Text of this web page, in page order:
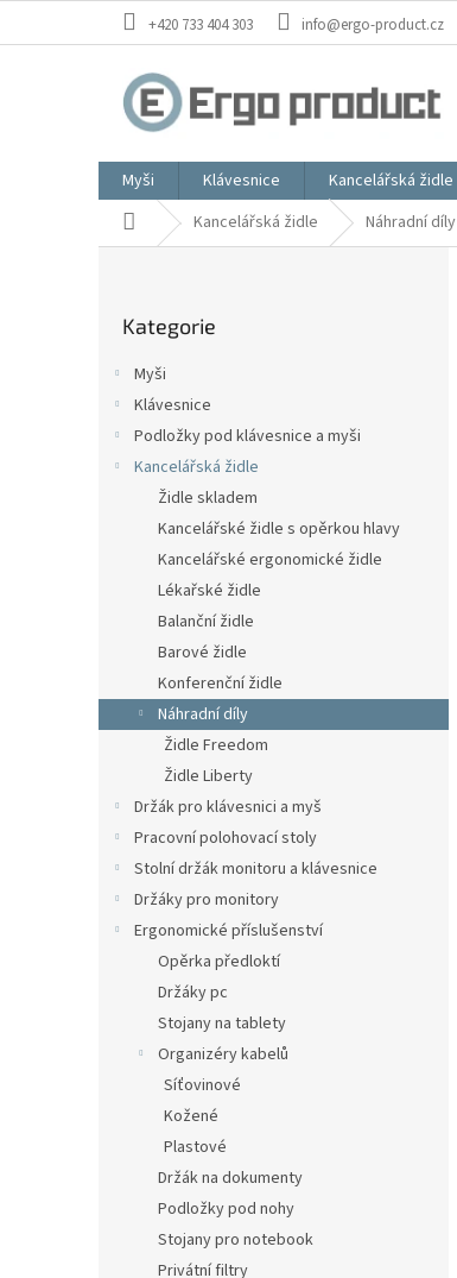
+420 733 404 303 info@ergo-product.cz
Myši Klávesnice Kancelářská židle
Domů Kancelářská židle Náhradní díly
kategorie
Kategorie
Myši
Klávesnice
Podložky pod klávesnice a myši
Kancelářská židle
Židle skladem
Kancelářské židle s opěrkou hlavy
Kancelářské ergonomické židle
Lékařské židle
Balanční židle
Barové židle
Konferenční židle
Náhradní díly
Židle Freedom
Židle Liberty
Držák pro klávesnici a myš
Pracovní polohovací stoly
Stolní držák monitoru a klávesnice
Držáky pro monitory
Ergonomické příslušenství
Opěrka předloktí
Držáky pc
Stojany na tablety
Organizéry kabelů
Síťovinové
Kožené
Plastové
Držák na dokumenty
Podložky pod nohy
Stojany pro notebook
Privátní filtry